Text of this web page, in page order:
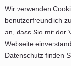
Wir verwenden
benutzerfreundlich
an, dass Sie mit der
Webseite
Datenschutz finden